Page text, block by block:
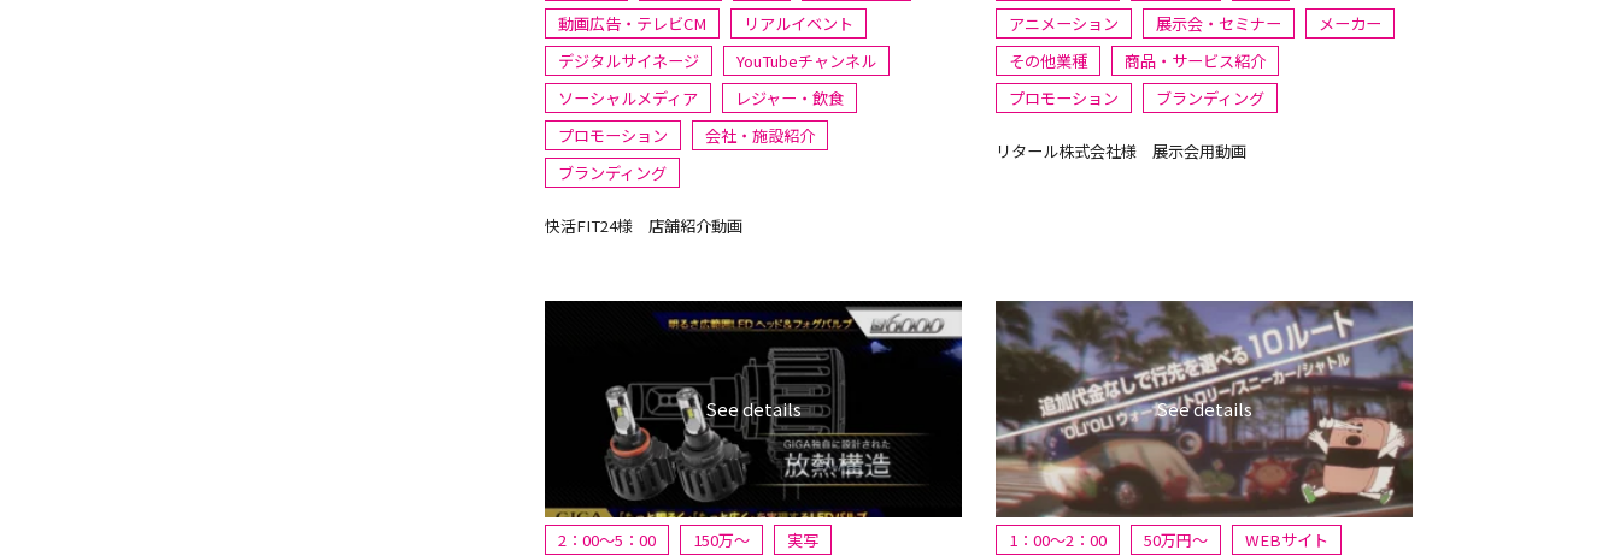
動画広告・テレビCM
リアルイベント
デジタルサイネージ
YouTubeチャンネル
ソーシャルメディア
レジャー・飲食
プロモーション
会社・施設紹介
ブランディング
快活FIT24様 店舗紹介動画
アニメーション
展示会・セミナー
メーカー
その他業種
商品・サービス紹介
プロモーション
ブランディング
リタール株式会社様 展示会用動画
2：00～5：00 150万〜
実写
1：00～2：00 50万円〜
WEBサイト